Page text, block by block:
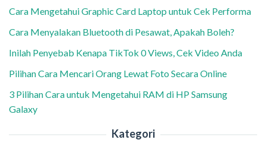
Cara Mengetahui Graphic Card Laptop untuk Cek Performa
Cara Menyalakan Bluetooth di Pesawat, Apakah Boleh?
Inilah Penyebab Kenapa TikTok 0 Views, Cek Video Anda
Pilihan Cara Mencari Orang Lewat Foto Secara Online
3 Pilihan Cara untuk Mengetahui RAM di HP Samsung
Galaxy
Kategori